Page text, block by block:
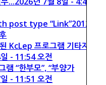
post type “Link”2012년
KcLep 프로그램 기타자료
- 11:54 오전
“한부모”, “부양가
- 11:51 오전